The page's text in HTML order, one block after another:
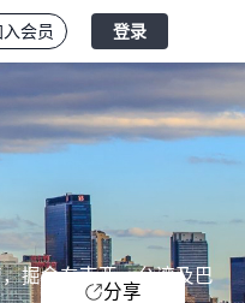
入会员 登录
掘金东南亚、台湾及巴
分享